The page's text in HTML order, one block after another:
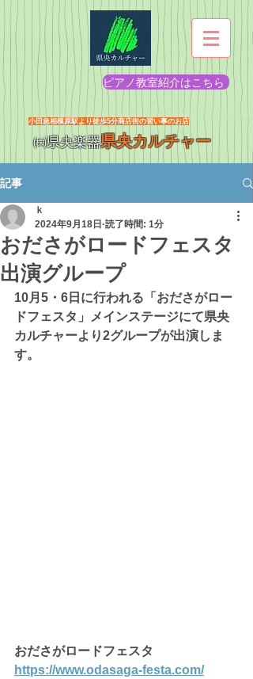
ピアノ教室紹介はこちら
​小田急相模原駅より徒歩5分商店街の習い事のお店
㈱県央楽器県央カルチャー
記事
おださがロードフェスタ
出演グループ
ｋ
2024年9月18日 読了時間: 1分
10月5・6日に行われる「おださがロー
ドフェスタ」メインステージにて県央
カルチャーより2グループが出演しま
す。
おださがロードフェスタ
https://www.odasaga-festa.com/